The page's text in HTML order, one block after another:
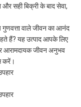
सही बिक्री के बाद सेवा,
वाले जीवन का आनंद
हैं? यह उत्पाद आपके लिए
आरामदायक जीवन अनुभव
करें।